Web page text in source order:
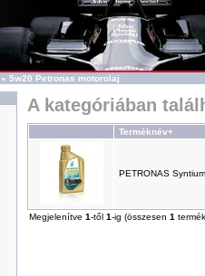
» 5w20 Petronas motorolaj
A kategóriában
Terméknév+
PETRONAS
Megjelenítve 1-től 1-ig (összesen 1